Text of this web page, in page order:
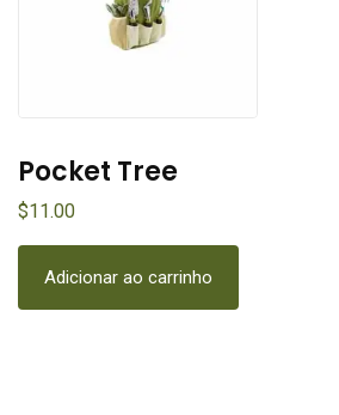
Pocket Tree
$11.00
Adicionar ao carrinho